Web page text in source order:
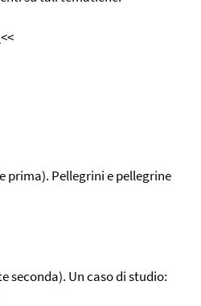
<<
prima). Pellegrini e pellegrine
seconda). Un caso di studio: